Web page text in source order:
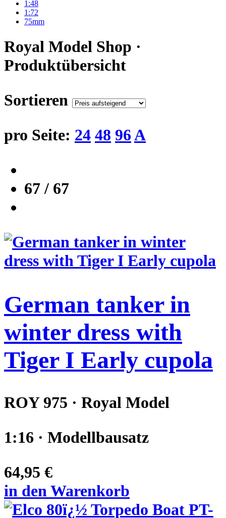
1:48
1:72
75mm
Royal Model Shop ·
Produktübersicht
Sortieren
pro Seite: 24 48 96A
67 / 67
German tanker in
winter dress with
Tiger I Early cupola
ROY 975 · Royal Model
1:16 · Modellbausatz
64,95 €
in den Warenkorb